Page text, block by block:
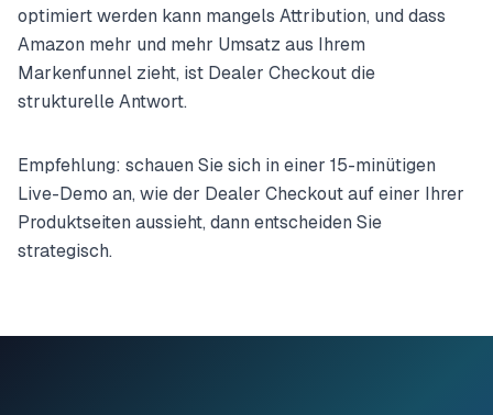
optimiert werden kann mangels Attribution, und dass
Amazon mehr und mehr Umsatz aus Ihrem
Markenfunnel zieht, ist Dealer Checkout die
strukturelle Antwort.
Empfehlung: schauen Sie sich in einer 15-minütigen
Live-Demo an, wie der Dealer Checkout auf einer Ihrer
Produktseiten aussieht, dann entscheiden Sie
strategisch.